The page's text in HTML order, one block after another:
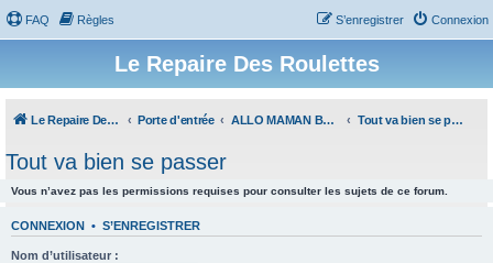
FAQ Règles Connexion
S’enregistrer
Le Repaire Des Roulettes
Le Repaire Des Roulettes Porte d'entrée ALLO MAMAN BOBO Tout va bien se passer
Tout va bien se passer
Vous n’avez pas les permissions requises pour consulter les sujets de ce forum.
CONNEXION • S’ENREGISTRER
Nom d’utilisateur :